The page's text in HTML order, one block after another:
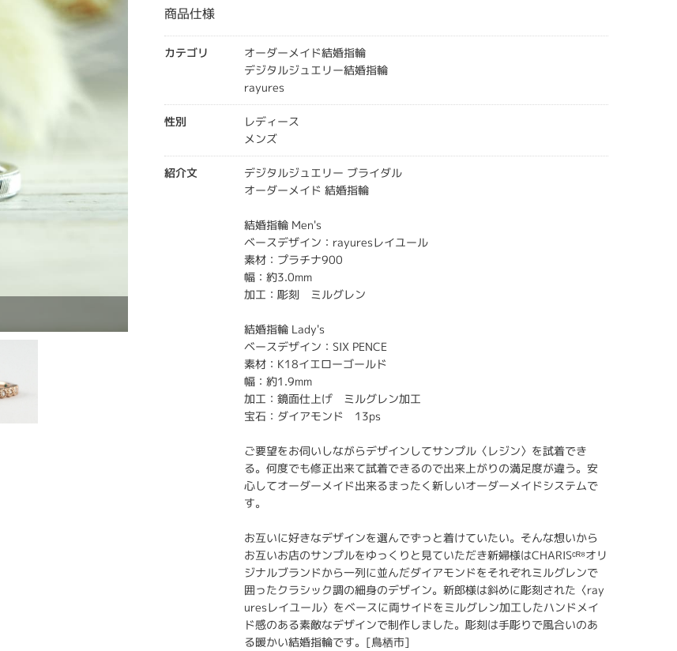
商品仕様
カテゴリ
オーダーメイド結婚指輪
デジタルジュエリー結婚指輪
rayures
性別
レディース
メンズ
紹介文
デジタルジュエリー ブライダル
オーダーメイド 結婚指輪
結婚指輪 Men's
ベースデザイン：rayuresレイユール
素材：プラチナ900
幅：約3.0mm
加工：彫刻 ミルグレン
結婚指輪 Lady's
ベースデザイン：SIX PENCE
素材：K18イエローゴールド
幅：約1.9mm
加工：鏡面仕上げ ミルグレン加工
宝石：ダイアモンド 13ps
ご要望をお伺いしながらデザインしてサンプル〈レジン〉を試着でき
る。何度でも修正出来て試着できるので出来上がりの満足度が違う。安
心してオーダーメイド出来るまったく新しいオーダーメイドシステムで
す。
お互いに好きなデザインを選んでずっと着けていたい。そんな想いから
お互いお店のサンプルをゆっくりと見ていただき新婦様はCHARISᶜᴿ⁸オリ
ジナルブランドから一列に並んだダイアモンドをそれぞれミルグレンで
囲ったクラシック調の細身のデザイン。新郎様は斜めに彫刻された〈ray
uresレイユール〉をベースに両サイドをミルグレン加工したハンドメイ
ド感のある素敵なデザインで制作しました。彫刻は手彫りで風合いのあ
る暖かい結婚指輪です。[鳥栖市]